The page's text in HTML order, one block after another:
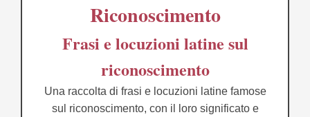
Riconoscimento
Frasi e locuzioni latine sul
riconoscimento
Una raccolta di frasi e locuzioni latine famose
sul riconoscimento, con il loro significato e